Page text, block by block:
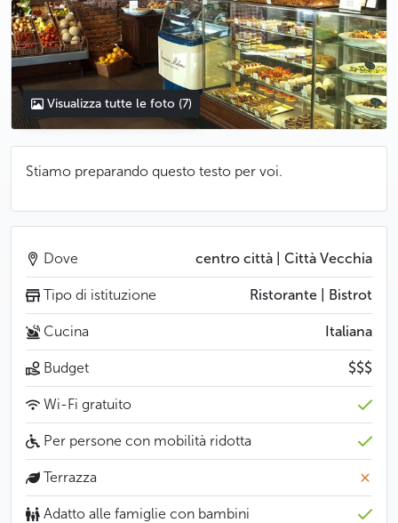
Visualizza tutte le foto (7)
Stiamo preparando questo testo per voi.
Dove centro città | Città Vecchia
Tipo di istituzione Ristorante | Bistrot
Cucina Italiana
Budget $$$
Wi-Fi gratuito
Per persone con mobilità ridotta
Terrazza
Adatto alle famiglie con bambini